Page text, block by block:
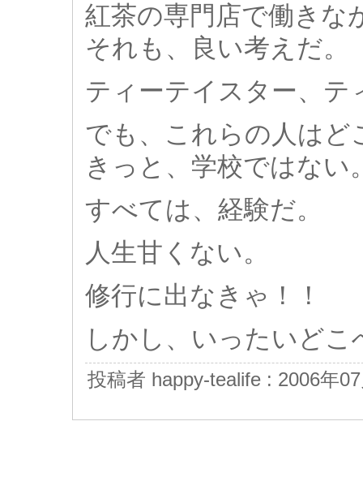
紅茶の専門店で働きな
それも、良い考えだ。
ティーテイスター、テ
でも、これらの人はど
きっと、学校ではない
すべては、経験だ。
人生甘くない。
修行に出なきゃ！！
しかし、いったいどこ
投稿者 happy-tealife : 2006年